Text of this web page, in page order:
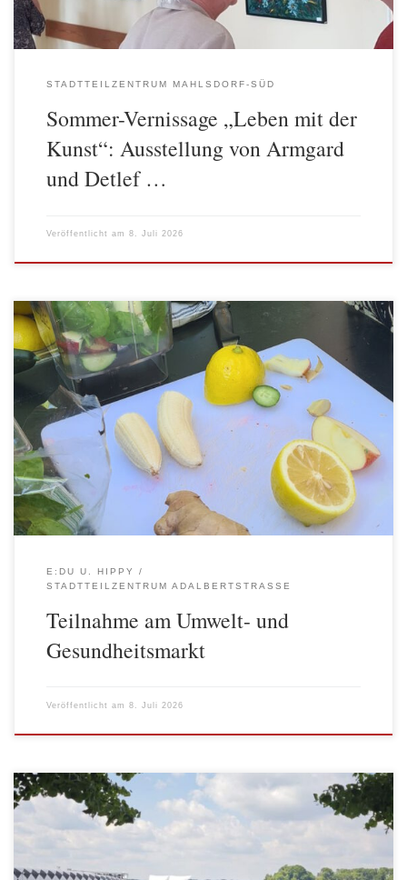
STADTTEILZENTRUM MAHLSDORF-SÜD
Sommer-Vernissage „Leben mit der
Kunst“: Ausstellung von Armgard
und Detlef …
Veröffentlicht am 8. Juli 2026
Am Freitag, 26. Juni, waren die Angebote der Frühen Bildung aus
dem Stadtteilzentrum Adalbertstraße aktiver Teil des desjährigen
Umwelt- und Gesundheitsmarkts, der auf dem schönen Gelände
der Jugendverkehrsschule am Wassertorplatz stattfand. Neben einer
Podiumsdiskussion mit Nachbar*innen, an der auch die
Bezirksbürgermeistern Clara Herrmann teilnahm, gab es ein buntes
Programm mit […]
E:DU U. HIPPY
STADTTEILZENTRUM ADALBERTSTRASSE
Teilnahme am Umwelt- und
Gesundheitsmarkt
Veröffentlicht am 8. Juli 2026
Am 2. Juli unternahmen 11 Teilnehmerinnen und Teilnehmer des
Sommerausflug nach Alt‑Tegel. Bei bestem Sommerwetter führte